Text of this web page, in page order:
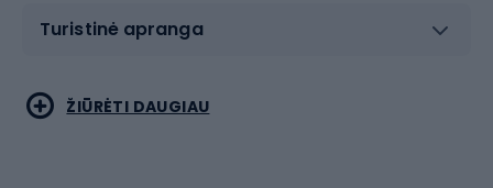
Turistinė apranga
Bėgimas
Koviniai sportai
ŽIŪRĖTI DAUGIAU